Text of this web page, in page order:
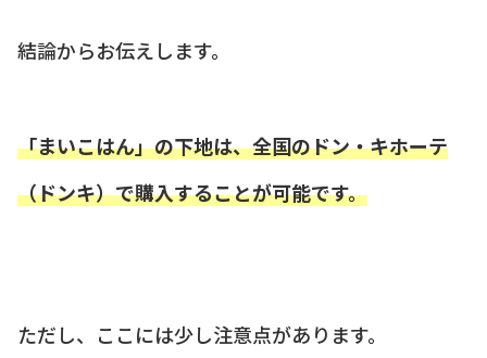
結論からお伝えします。
「まいこはん」の下地は、全国のドン・キホーテ
（ドンキ）で購入することが可能です。
ただし、ここには少し注意点があります。